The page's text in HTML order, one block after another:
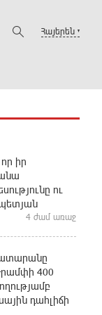
Հայերեն
իր
ու
4 ժամ առաջ
400
դահլիճի